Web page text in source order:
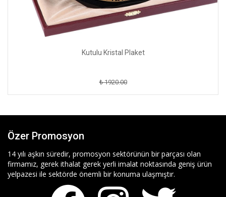
Kutulu Kristal Plaket
₺ 1920.00
Özer Promosyon
14 yılı aşkın süredir, promosyon sektörünün bir parçası olan
firmamız, gerek ithalat gerek yerli imalat noktasında geniş ürün
yelpazesi ile sektörde önemli bir konuma ulaşmıştır.